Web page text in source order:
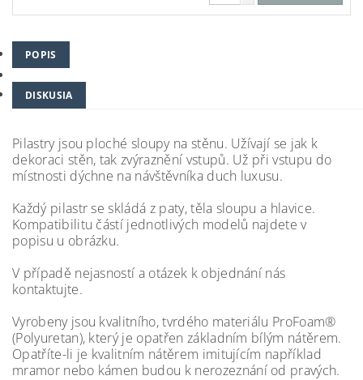
POPIS
DISKUSIA
Pilastry jsou ploché sloupy na stěnu. Užívají se jak k
dekoraci stěn, tak zvýraznění vstupů. Už při vstupu do
místnosti dýchne na návštěvníka duch luxusu.
Každý pilastr se skládá z paty, těla sloupu a hlavice.
Kompatibilitu částí jednotlivých modelů najdete v
popisu u obrázku.
V případě nejasností a otázek k objednání nás
kontaktujte.
Vyrobeny jsou kvalitního, tvrdého materiálu ProFoam®
(Polyuretan), který je opatřen základním bílým nátěrem.
Opatříte-li je kvalitním nátěrem imitujícím například
mramor nebo kámen budou k nerozeznání od pravých.